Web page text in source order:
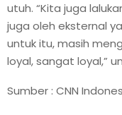
utuh. “Kita juga
juga oleh eksternal
untuk itu, masih
loyal, sangat loyal,”
Sumber : CNN